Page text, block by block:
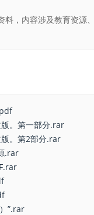
料，内容涉及教育资源
。第一部分.rar
。第2部分.rar
.rar
”.rar